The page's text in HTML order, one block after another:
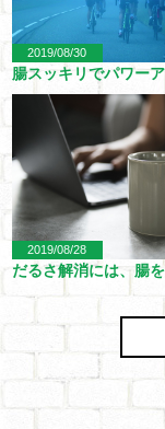
2019/08/30
腸スッキリでパワーア
2019/08/28
だるさ解消には、腸